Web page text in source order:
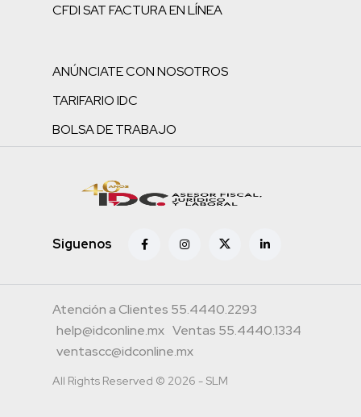
CFDI SAT FACTURA EN LÍNEA
ANÚNCIATE CON NOSOTROS
TARIFARIO IDC
BOLSA DE TRABAJO
Siguenos
Atención a Clientes 55.4440.2293
help@idconline.mx Ventas 55.4440.1334
ventascc@idconline.mx
All Rights Reserved © 2026 - SLM